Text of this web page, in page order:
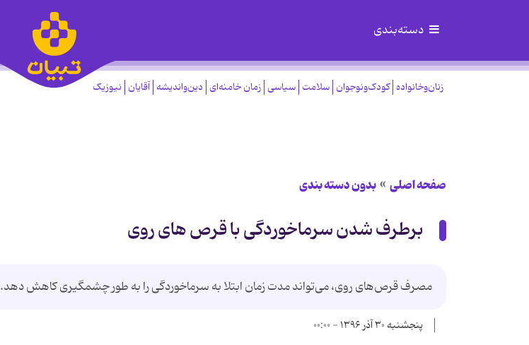
دسته‌بندی
زنان‌وخانواده کودک‌ونوجوان سلامت سیاسی زمان خامنه‌ای دین‌واندیشه آقایان نیوزیک
صفحه اصلی بدون دسته بندی
برطرف شدن سرماخوردگی با قرص های روی
مصرف قرص‌های روی، می‌تواند مدت زمان ابتلا به سرماخوردگی را به طور چشمگیری کاهش دهد.
پنجشنبه ۳۰ آذر ۱۳۹۶ - ۰۰:۰۰